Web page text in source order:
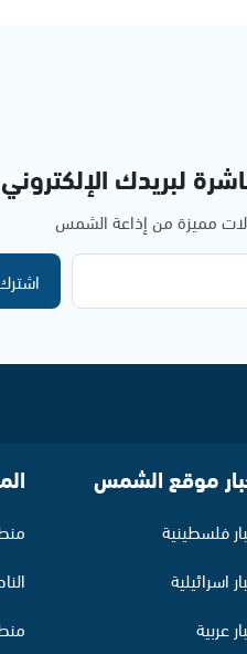
لبريدك
مميزة من إذاعة الشمس
موقع الشمس
فلسطينية
اسرائيلية
عربية